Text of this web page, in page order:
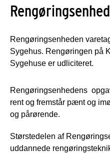
Rengøringsenheden
Sygehus. Rengøringen på
Sygehuse er udliciteret.
Rengøringsenhedens
rent og fremstår pænt og
og pårørende.
Størstedelen af
uddannede